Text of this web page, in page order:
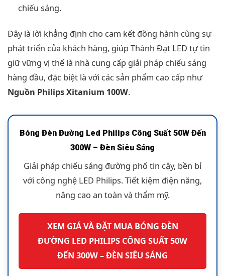
chiếu sáng.
Đây là lời khẳng định cho cam kết đồng hành cùng sự
phát triển của khách hàng, giúp Thành Đạt LED tự tin
giữ vững vị thế là nhà cung cấp giải pháp chiếu sáng
hàng đầu, đặc biệt là với các sản phẩm cao cấp như
Nguồn Philips Xitanium 100W.
Bóng Đèn Đường Led Philips Công Suất 50W Đến
300W – Đèn Siêu Sáng
Giải pháp chiếu sáng đường phố tin cậy, bền bỉ
với công nghệ LED Philips. Tiết kiệm điện năng,
nâng cao an toàn và thẩm mỹ.
XEM GIÁ VÀ ĐẶT MUA BÓNG ĐÈN
ĐƯỜNG LED PHILIPS CÔNG SUẤT 50W
ĐẾN 300W – ĐÈN SIÊU SÁNG